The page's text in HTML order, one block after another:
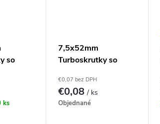
so
ks
7,5x52mm
Turboskrutky so
TX30
€0,07 bez DPH
€0,08/ ks
Objednané